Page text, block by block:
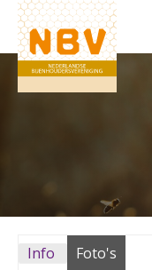
Info Foto's